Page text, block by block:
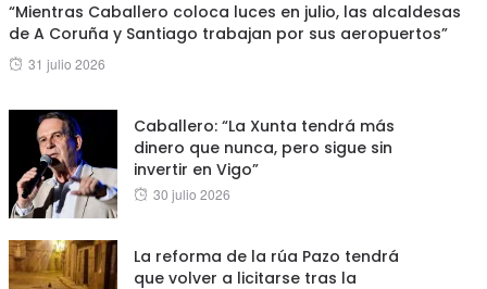
“Mientras Caballero coloca luces en julio, las alcaldesas
de A Coruña y Santiago trabajan por sus aeropuertos”
Posted
31 julio 2026
Caballero: “La Xunta tendrá más
dinero que nunca, pero sigue sin
invertir en Vigo”
Posted
30 julio 2026
La reforma de la rúa Pazo tendrá
que volver a licitarse tras la